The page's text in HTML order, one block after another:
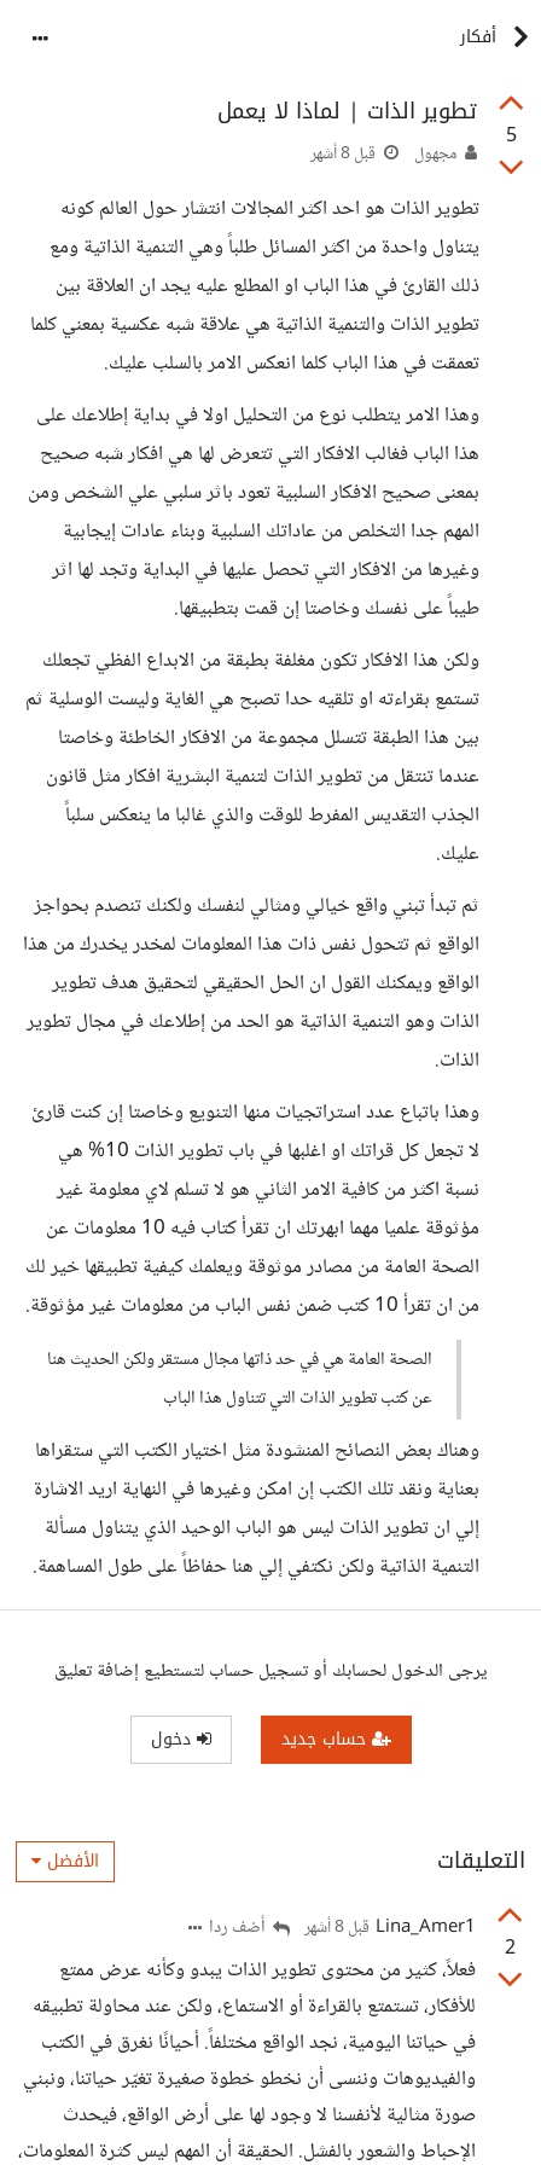
أفكار
5
تطوير الذات | لماذا لا يعمل
مجهول قبل 8 أشهر
تطوير الذات هو احد اكثر المجالات انتشار حول العالم كونه
يتناول واحدة من اكثر المسائل طلباً وهي التنمية الذاتية ومع
ذلك القارئ في هذا الباب او المطلع عليه يجد ان العلاقة بين
تطوير الذات والتنمية الذاتية هي علاقة شبه عكسية بمعني كلما
تعمقت في هذا الباب كلما انعكس الامر بالسلب عليك.
وهذا الامر يتطلب نوع من التحليل اولا في بداية إطلاعك على
هذا الباب فغالب الافكار التي تتعرض لها هي افكار شبه صحيح
بمعنى صحيح الافكار السلبية تعود باثر سلبي علي الشخص ومن
المهم جدا التخلص من عاداتك السلبية وبناء عادات إيجابية
وغيرها من الافكار التي تحصل عليها في البداية وتجد لها اثر
طيباً على نفسك وخاصتا إن قمت بتطبيقها.
ولكن هذا الافكار تكون مغلفة بطبقة من الابداع الفظي تجعلك
تستمع بقراءته او تلقيه حدا تصبح هي الغاية وليست الوسلية ثم
بين هذا الطبقة تتسلل مجموعة من الافكار الخاطئة وخاصتا
عندما تنتقل من تطوير الذات لتنمية البشرية افكار مثل قانون
الجذب التقديس المفرط للوقت والذي غالبا ما ينعكس سلباً
عليك.
ثم تبدأ تبني واقع خيالي ومثالي لنفسك ولكنك تنصدم بحواجز
الواقع ثم تتحول نفس ذات هذا المعلومات لمخدر يخدرك من هذا
الواقع ويمكنك القول ان الحل الحقيقي لتحقيق هدف تطوير
الذات وهو التنمية الذاتية هو الحد من إطلاعك في مجال تطوير
الذات.
وهذا باتباع عدد استراتجيات منها التنويع وخاصتا إن كنت قارئ
لا تجعل كل قراتك او اغلبها في باب تطوير الذات 10% هي
نسبة اكثر من كافية الامر الثاني هو لا تسلم لاي معلومة غير
مؤثوقة علميا مهما ابهرتك ان تقرأ كتاب فيه 10 معلومات عن
الصحة العامة من مصادر موثوقة ويعلمك كيفية تطبيقها خير لك
من ان تقرأ 10 كتب ضمن نفس الباب من معلومات غير مؤثوقة.
الصحة العامة هي في حد ذاتها مجال مستقر ولكن الحديث هنا
عن كتب تطوير الذات التي تتناول هذا الباب
وهناك بعض النصائح المنشودة مثل اختيار الكتب التي ستقراها
بعناية ونقد تلك الكتب إن امكن وغيرها في النهاية اريد الاشارة
إلي ان تطوير الذات ليس هو الباب الوحيد الذي يتناول مسألة
التنمية الذاتية ولكن نكتفي إلي هنا حفاظاً على طول المساهمة.
يرجى الدخول لحسابك أو تسجيل حساب لتستطيع إضافة تعليق
حساب جديد دخول
التعليقات الأفضل
2
Lina_Amer1 قبل 8 أشهر أضف ردا
فعلاً، كثير من محتوى تطوير الذات يبدو وكأنه عرض ممتع
للأفكار، تستمتع بالقراءة أو الاستماع، ولكن عند محاولة تطبيقه
في حياتنا اليومية، نجد الواقع مختلفاً. أحيانًا نغرق في الكتب
والفيديوهات وننسى أن نخطو خطوة صغيرة تغيّر حياتنا، ونبني
صورة مثالية لأنفسنا لا وجود لها على أرض الواقع، فيحدث
الإحباط والشعور بالفشل. الحقيقة أن المهم ليس كثرة المعلومات،